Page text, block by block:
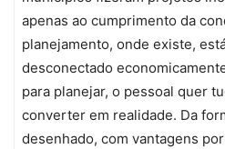
apenas ao cumprimento da
planejamento, onde existe,
desconectado
para planejar, o pessoal quer
converter em realidade. Da
desenhado, com vantagens